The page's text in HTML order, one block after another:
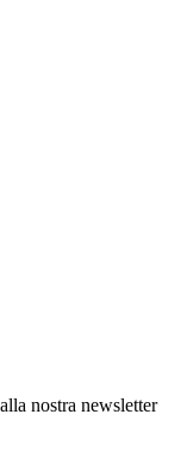
nostra newsletter